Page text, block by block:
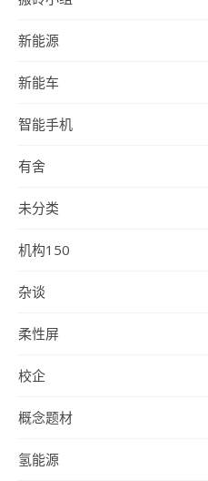
新能源
新能车
智能手机
有舍
未分类
机构150
杂谈
柔性屏
校企
概念题材
氢能源